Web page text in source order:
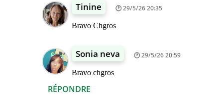
RÉPONDRE
Tinine 29/5/26 20:35
Bravo Chgros
Sonia neva 29/5/26 20:59
Bravo chgros